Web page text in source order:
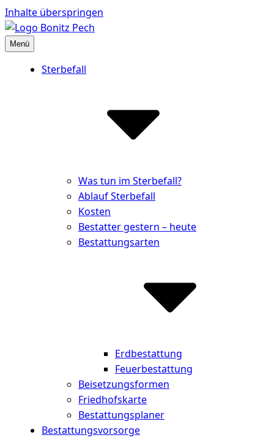
Inhalte überspringen
Bestattungshaus Bonitz Pech
Partner der Hinterbliebenen
Menü
Sterbefall
Was tun im Sterbefall?
Ablauf Sterbefall
Kosten
Bestatter gestern – heute
Bestattungsarten
Erdbestattung
Feuerbestattung
Beisetzungsformen
Friedhofskarte
Bestattungsplaner
Bestattungsvorsorge